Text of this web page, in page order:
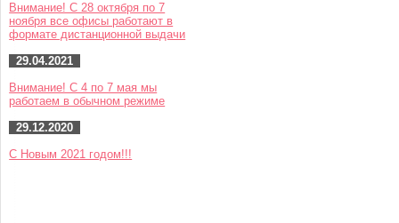
Внимание! С 28 октября по 7
ноября все офисы работают в
формате дистанционной выдачи
29.04.2021
Внимание! С 4 по 7 мая мы
работаем в обычном режиме
29.12.2020
С Новым 2021 годом!!!